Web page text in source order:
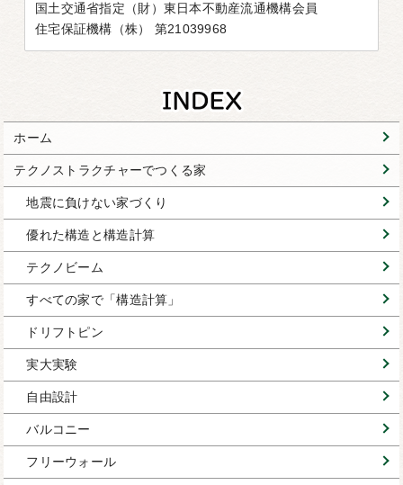
国土交通省指定（財）東日本不動産流通機構会員
住宅保証機構（株） 第21039968
ホーム
テクノストラクチャーでつくる家
地震に負けない家づくり
優れた構造と構造計算
テクノビーム
すべての家で「構造計算」
ドリフトピン
実大実験
自由設計
バルコニー
フリーウォール